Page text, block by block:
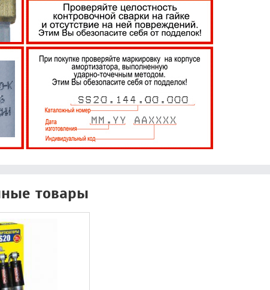
товары